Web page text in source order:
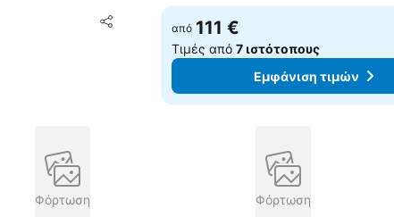
Κοινοποίηση
Προσθήκη στα αγαπημένα
από 111 €
Τιμές από7 ιστότοπους
Εμφάνιση τιμών
Φόρτωση Φόρτωση